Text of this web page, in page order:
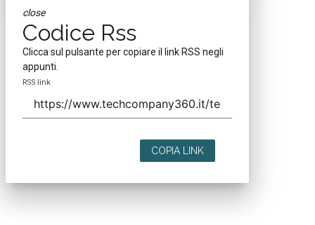
close
Codice Rss
Clicca sul pulsante per copiare il link RSS negli
appunti.
RSS link
COPIA LINK